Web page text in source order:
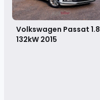
Volkswagen Passat 1.8
132kW 2015